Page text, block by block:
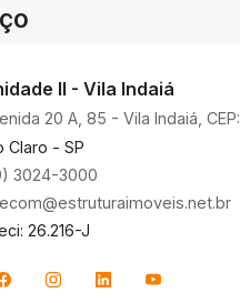
II - Vila Indaiá
20 A, 85 - Vila Indaiá, CEP:
Claro - SP
3024-3000
26.216-J